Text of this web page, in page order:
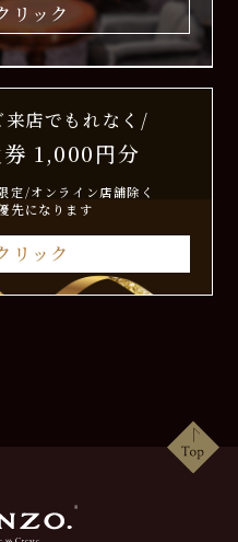
リック
店でもれなく/
1,000円分
定/オンライン店舗除く
先になります
リック